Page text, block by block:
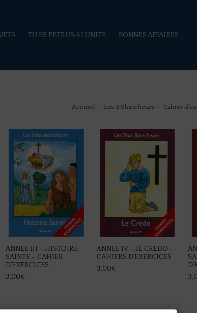
TU ES PETRUS À L’UNITÉ BONNES AFFAIRES
Vous êtes ici :
Accueil Les 3 Blancheurs Cahier
ANNEE III – HISTOIRE
SAINTE – CAHIER
D’EXERCICES
3,00€
ANNEE IV – LE CREDO –
CAHIERS D’EXERCICES
3,00€